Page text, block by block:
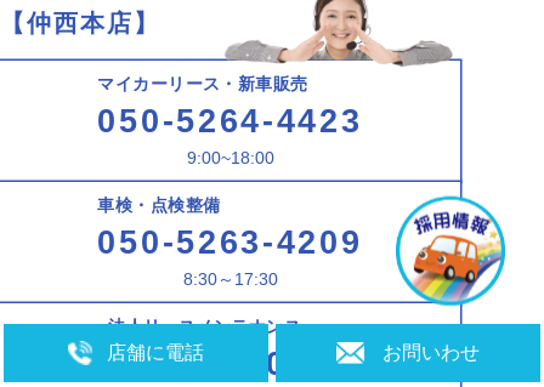
店舗に電話 お問いわせ
仲西本店
マイカーリース・新車販売
050-5264-4423
9:00~18:00
車検・点検整備
050-5263-4209
8:30～17:30
法人リースメンテナンス
098-870-0555